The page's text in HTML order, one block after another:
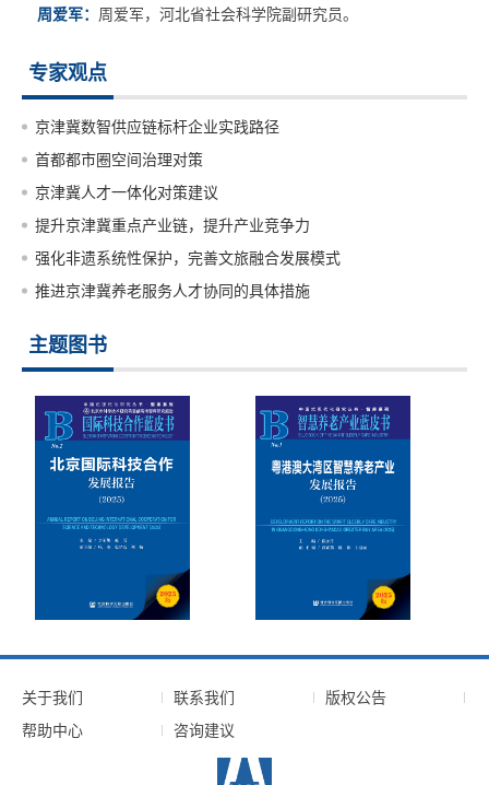
周爱军： 周爱军，河北省社会科学院副研究员。
专家观点
京津冀数智供应链标杆企业实践路径
首都都市圈空间治理对策
京津冀人才一体化对策建议
提升京津冀重点产业链，提升产业竞争力
强化非遗系统性保护，完善文旅融合发展模式
推进京津冀养老服务人才协同的具体措施
主题图书
关于我们 联系我们
版权公告
帮助中心
咨询建议